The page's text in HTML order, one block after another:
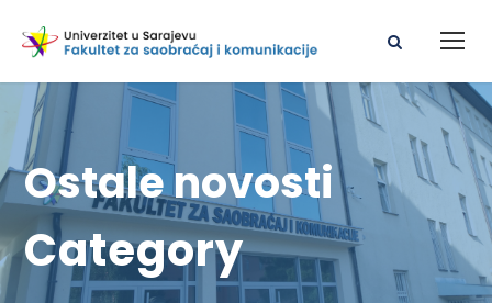
Ostale novosti
Category